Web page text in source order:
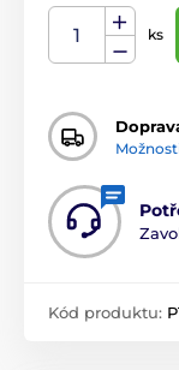
ks
Kód produktu: